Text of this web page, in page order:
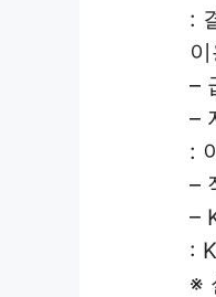
:
–
–
:
–
–
:
※